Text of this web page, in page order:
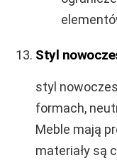
Styl
styl
formach,
Meble mają
materiały są